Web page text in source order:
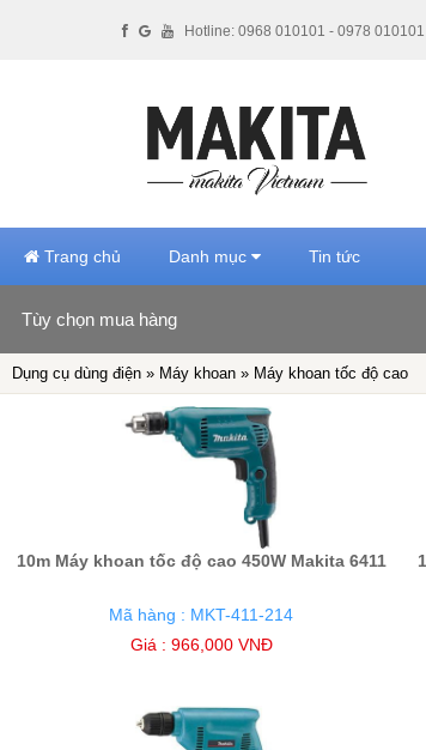
Trang chủ Danh mục Tin tức
Tùy chọn mua hàng
Hãng sản xuất
Nhật Bản (4) Trung
Dụng cụ dùng điện » Máy khoan » Máy khoan tốc độ cao
10m Máy khoan tốc độ cao 450W Makita 6411
Mã hàng : MKT-411-214
Giá : 966,000 VNĐ
Hotline: 0968 010101 - 0978 010101